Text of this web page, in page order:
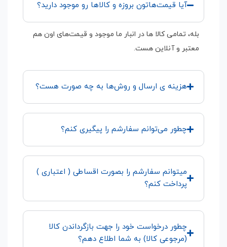
آیا قیمت‌هاتون بروزه و کالاها رو موجود دارید؟
بله، تمامی کالا ها در انبار ما موجود و قیمت‌های اون هم
معتبر و آنلاین هست.
هزینه ی ارسال و روش‌ها به چه صورت هست؟
چطور می‌توانم سفارشم را پیگیری کنم؟
میتوانم سفارشم را بصورت اقساطی ( اعتباری )
پرداخت کنم؟
چطور درخواست خود را جهت بازگرداندن کالا
(مرجوعی کالا) به شما اطلاع دهم؟